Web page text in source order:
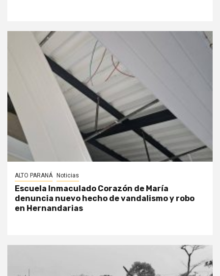
ALTO PARANÁ Noticias
Escuela Inmaculado Corazón de María
denuncia nuevo hecho de vandalismo y robo
en Hernandarias